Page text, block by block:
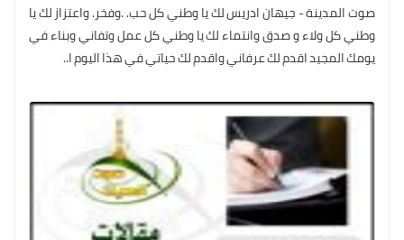
صوت المدينة - جيهان ادريس لك يا وطني كل حب. .وفخر. واعتزاز لك يا
وطني كل ولاء و صدق وانتماء لك يا وطني كل عمل وتفاني وبناء في
يومك المجيد اقدم لك عرفاني واقدم لك حياتي في هذا اليوم ا..